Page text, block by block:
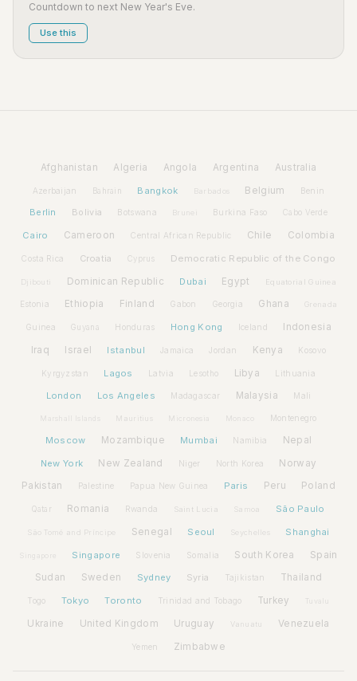
Countdown to next New Year's Eve.
Use this
Afghanistan Algeria Angola Argentina Australia
Azerbaijan Bahrain Bangkok Barbados Belgium Benin
Berlin Bolivia Botswana Brunei Burkina Faso Cabo Verde
Cairo Cameroon Central African Republic Chile Colombia
Costa Rica Croatia Cyprus Democratic Republic of the Congo
Djibouti Dominican Republic Dubai Egypt Equatorial Guinea
Estonia Ethiopia Finland Gabon Georgia Ghana Grenada
Guinea Guyana Honduras Hong Kong Iceland Indonesia
Iraq Israel Istanbul Jamaica Jordan Kenya Kosovo
Kyrgyzstan Lagos Latvia Lesotho Libya Lithuania
London Los Angeles Madagascar Malaysia Mali
Mauritius Micronesia Monaco Montenegro
Moscow Mozambique Mumbai Namibia Nepal
New York New Zealand Niger North Korea Norway
Pakistan Palestine Papua New Guinea Paris Peru Poland
Qatar Romania Rwanda Saint Lucia Samoa São Paulo
São Tomé and Príncipe Senegal Seoul Seychelles Shanghai
Singapore Slovenia Somalia South Korea Spain
Sudan Sweden Sydney Syria Tajikistan Thailand
Togo Tokyo Toronto Trinidad and Tobago Turkey Tuvalu
Ukraine United Kingdom Uruguay Vanuatu Venezuela
Yemen Zimbabwe